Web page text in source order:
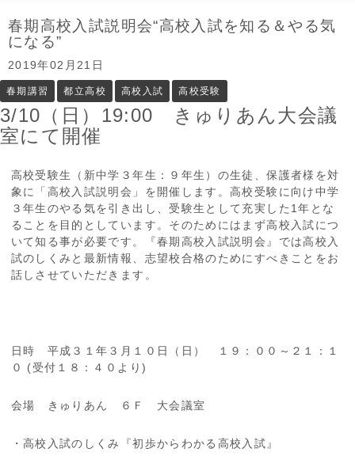
i
g
春期高校入試説明会“高校入試を知る＆やる気
になる”
2019年02月21日
春期講習 都立高校 高校入試 高校受験
3/10（日）19:00 きゅりあん大会議
室にて開催
高校受験生（新中学３年生：９年生）の生徒、保護者様を対
象に「高校入試説明会」を開催します。高校受験に向け中学
３年生のやる気を引き出し、受験生として充実した1年とな
ることを目的としています。そのためにはまず高校入試につ
いて知る事が必要です。『春期高校入試説明会』では高校入
試のしくみと最新情報、志望校合格のためにすべきことをお
話しさせていただきます。
日時 平成３１年３月１０日（日） １９：００～２１：１
０ (受付１８：４０より)
会場 きゅりあん ６Ｆ 大会議室
・高校入試のしくみ『初歩からわかる高校入試』